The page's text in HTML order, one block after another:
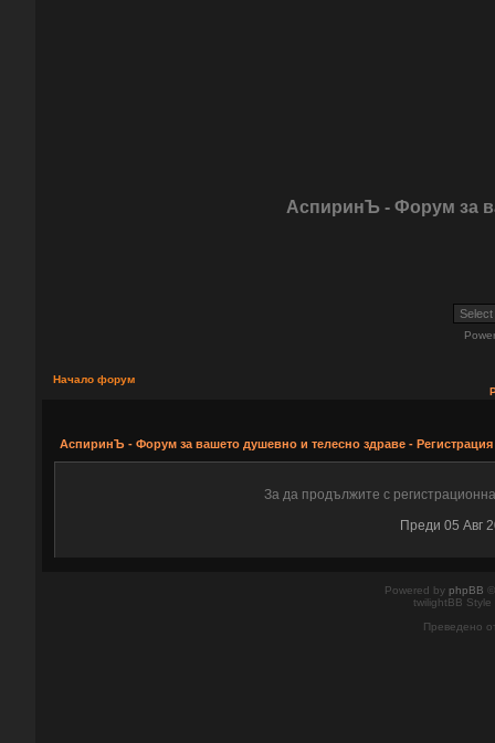
АспиринЪ - Форум за
Начало форум
АспиринЪ - Форум за вашето душевно и телесно здраве - Регистрация
За да продължите с
Преди 05 Авг
Powered by phpBB
twilightBB
Преведено